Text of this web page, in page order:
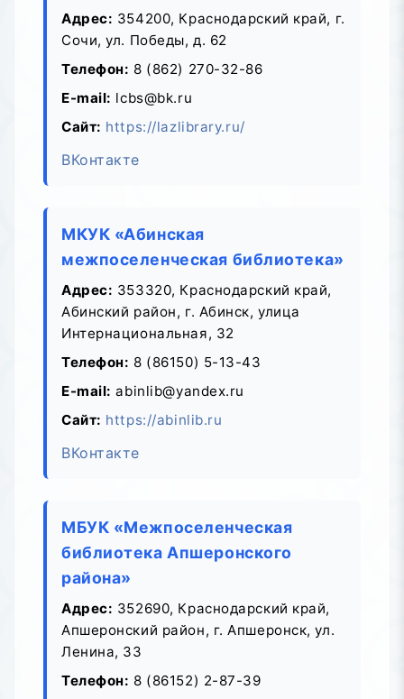
Адрес: 354200, Краснодарский край, г.
Сочи, ул. Победы, д. 62
Телефон: 8 (862) 270-32-86
E-mail: lcbs@bk.ru
Сайт: https://lazlibrary.ru/
ВКонтакте
МКУК «Абинская
межпоселенческая библиотека»
Адрес: 353320, Краснодарский край,
Абинский район, г. Абинск, улица
Интернациональная, 32
Телефон: 8 (86150) 5-13-43
E-mail: abinlib@yandex.ru
Сайт: https://abinlib.ru
ВКонтакте
МБУК «Межпоселенческая
библиотека Апшеронского
района»
Адрес: 352690, Краснодарский край,
Апшеронский район, г. Апшеронск, ул.
Ленина, 33
Телефон: 8 (86152) 2-87-39